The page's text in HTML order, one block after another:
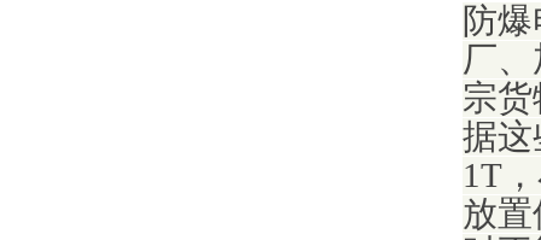
防
厂
宗
据
1T
放